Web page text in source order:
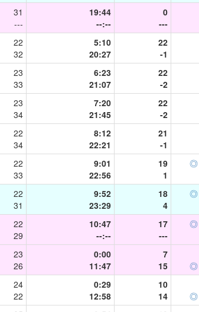
31
---
19:44
--:--
0
---
22
32
5:10
20:27
22
-1
23
33
6:23
21:07
22
-2
23
34
7:20
21:45
22
-2
22
34
8:12
22:21
21
-1
22
33
9:01
22:56
19
1
◎
22
31
9:52
23:29
18
4
◎
22
29
10:47
--:--
17
---
◎
23
26
0:00
11:47
7
15
◎
24
22
0:29
12:58
10
14
◎